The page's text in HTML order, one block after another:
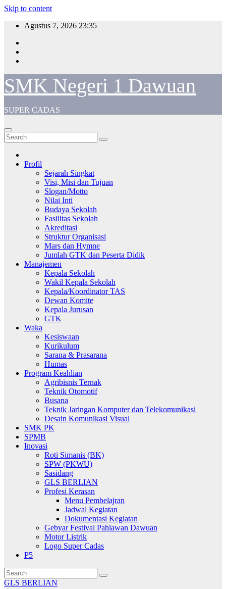
Skip to content
Agustus 7, 2026 23:35
SMK Negeri 1 Dawuan
SUPER CADAS
Profil
Sejarah Singkat
Visi, Misi dan Tujuan
Slogan/Motto
Nilai Inti
Budaya Sekolah
Fasilitas Sekolah
Akreditasi
Struktur Organisasi
Mars dan Hymne
Jumlah GTK dan Peserta Didik
Manajemen
Kepala Sekolah
Wakil Kepala Sekolah
Kepala/Koordinator TAS
Dewan Komite
Kepala Jurusan
GTK
Waka
Kesiswaan
Kurikulum
Sarana & Prasarana
Humas
Program Keahlian
Agribisnis Ternak
Teknik Otomotif
Busana
Teknik Jaringan Komputer dan Telekomunikasi
Desain Komunikasi Visual
SMK PK
SPMB
Inovasi
Roti Simanis (BK)
SPW (PKWU)
Sasidang
GLS BERLIAN
Profesi Kerasan
Menu Pembelajran
Jadwal Kegiatan
Dokumentasi Kegiatan
Gebyar Festival Pahlawan Dawuan
Motor Listrik
Logo Super Cadas
P5
GLS BERLIAN